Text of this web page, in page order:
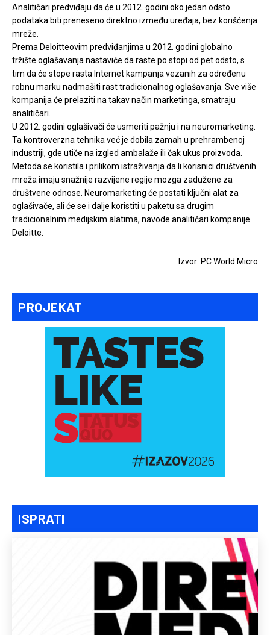
PROJEKAT
ISPRATI
Analitičari predviđaju da će u 2012. godini oko jedan odsto
podataka biti preneseno direktno između uređaja, bez korišćenja
mreže.
Prema Deloitteovim predviđanjima u 2012. godini globalno
tržište oglašavanja nastaviće da raste po stopi od pet odsto, s
tim da će stope rasta Internet kampanja vezanih za određenu
robnu marku nadmašiti rast tradicionalnog oglašavanja. Sve više
kompanija će prelaziti na takav način marketinga, smatraju
analitičari.
U 2012. godini oglašivači će usmeriti pažnju i na neuromarketing.
Ta kontroverzna tehnika već je dobila zamah u prehrambenoj
industriji, gde utiče na izgled ambalaže ili čak ukus proizvoda.
Metoda se koristila i prilikom istraživanja da li korisnici društvenih
mreža imaju snažnije razvijene regije mozga zadužene za
društvene odnose. Neuromarketing će postati ključni alat za
oglašivače, ali će se i dalje koristiti u paketu sa drugim
tradicionalnim medijskim alatima, navode analitičari kompanije
Deloitte.
Izvor: PC World Micro